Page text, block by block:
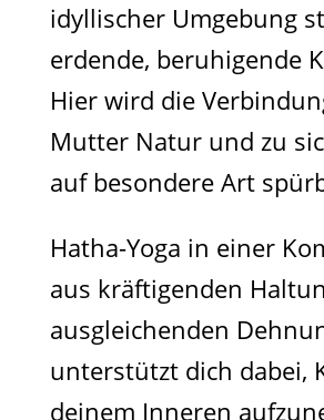
idyllischer Umgebung
erdende, beruhigende
Hier wird die
Mutter Natur und zu
auf besondere Art
Hatha-Yoga in einer
aus kräftigenden
ausgleichenden
unterstützt dich dabei,
deinem Inneren